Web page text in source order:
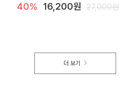
40% 16,200원 27,000원
더 보기